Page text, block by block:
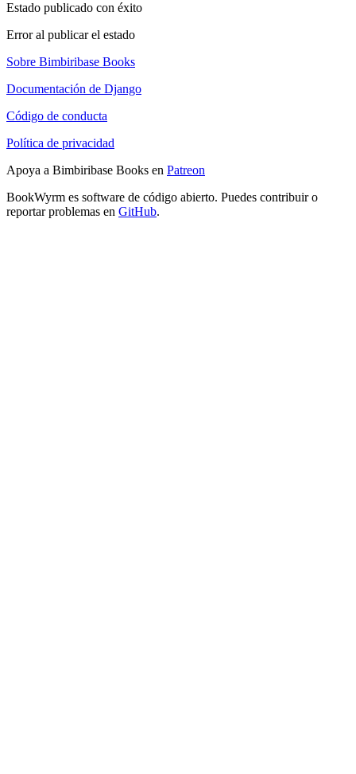
Estado publicado con éxito
Error al publicar el estado
Sobre Bimbiribase Books
Documentación de Django
Código de conducta
Política de privacidad
Apoya a Bimbiribase Books en Patreon
BookWyrm es software de código abierto. Puedes contribuir o
reportar problemas en GitHub.